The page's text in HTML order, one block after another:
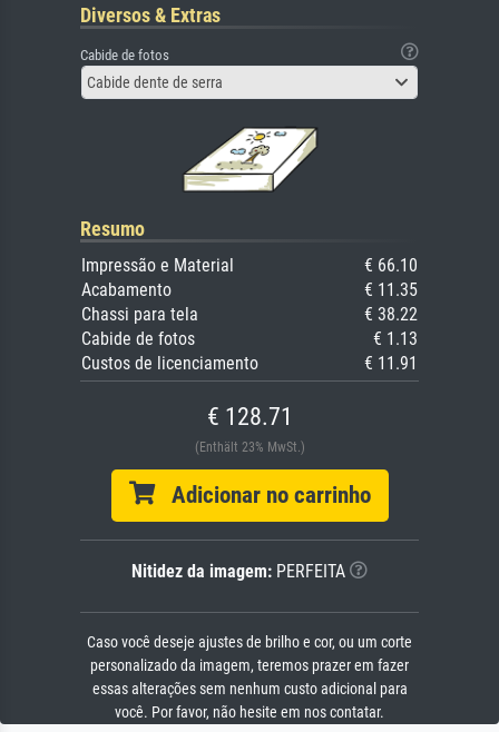
Diversos & Extras
Cabide de fotos
Cabide dente de serra
Resumo
Impressão e Material
€ 66.10
Acabamento
€ 11.35
Chassi para tela
€ 38.22
Cabide de fotos
€ 1.13
Custos de licenciamento
€ 11.91
€ 128.71
(Enthält 23% MwSt.)
Adicionar no carrinho
Nitidez da imagem: PERFEITA
Caso você deseje ajustes de brilho e cor, ou um corte
personalizado da imagem, teremos prazer em fazer
essas alterações sem nenhum custo adicional para
você. Por favor, não hesite em nos contatar.